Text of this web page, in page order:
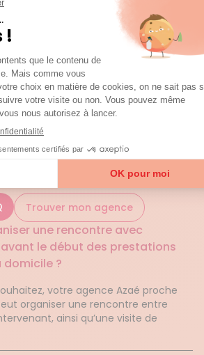
un dispositif de téléassistance de
Et il convient de rappeler que le
de règlement avantageux pour
s’offrir les services d’une aide à
domicile.
sur nos services ?
Trouver mon agence
une rencontre avec
le début des prestations
domicile ?
votre agence Azaé proche
organiser une rencontre entre
ainsi qu’une visite de